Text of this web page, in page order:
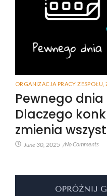
ORGANIZACJA PRACY ZESPOŁU
Pewnego
Dlaczego
zmienia
June 30, 2025 /No Comments